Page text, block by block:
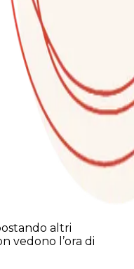
altri
vedono l’ora di